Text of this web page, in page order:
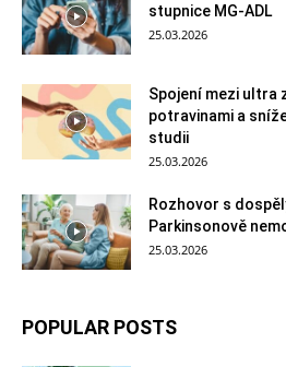
stupnice MG-ADL
25.03.2026
Spojení mezi ultra
potravinami a
studii
25.03.2026
Rozhovor s
Parkinsonově
25.03.2026
POPULAR POSTS